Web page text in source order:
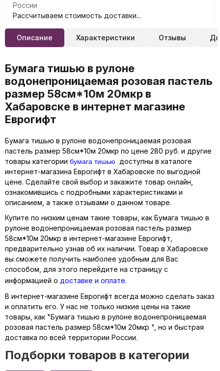
России
Рассчитываем стоимость доставки...
Описание Характеристики Отзывы
Бумага тишью в рулоне
водонепроницаемая розовая пастель
размер 58см*10м 20мкр в
Хабаровске в интернет магазине
Еврогифт
Бумага тишью в рулоне водонепроницаемая розовая
пастель размер 58см*10м 20мкр по цене 280 руб. и другие
товары категории бумага тишью доступны в каталоге
интернет-магазина Еврогифт в Хабаровске по выгодной
цене. Сделайте свой выбор и закажите товар онлайн,
ознакомившись с подробными характеристиками и
описанием, а также отзывами о данном товаре.
Купите по низким ценам такие товары, как Бумага тишью в
рулоне водонепроницаемая розовая пастель размер
58см*10м 20мкр в интернет-магазине Еврогифт,
предварительно узнав об их наличии. Товар в Хабаровске
вы сможете получить наиболее удобным для Вас
способом, для этого перейдите на страницу с
информацией о доставке и оплате.
В интернет-магазине Еврогифт всегда можно сделать заказ
и оплатить его. У нас не только низкие цены на такие
товары, как "Бумага тишью в рулоне водонепроницаемая
розовая пастель размер 58см*10м 20мкр ", но и быстрая
доставка по всей территории России.
Подборки товаров в категории